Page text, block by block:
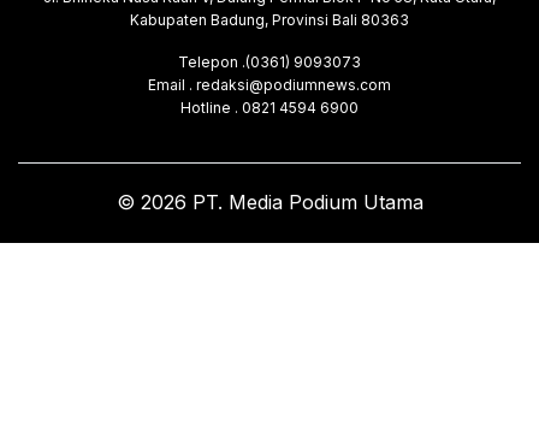
Kabupaten Badung, Provinsi Bali 80363
Telepon .(0361) 9093073
Email . redaksi@podiumnews.com
Hotline . 0821 4594 6900
© 2026 PT. Media Podium Utama